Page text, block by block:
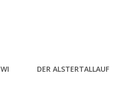
DER ALSTERTALLAUF